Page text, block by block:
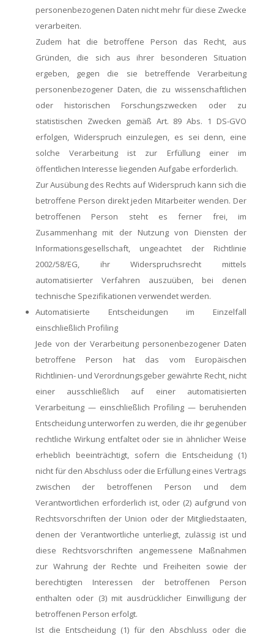
personenbezogenen Daten nicht mehr für diese Zwecke
verarbeiten.
Zudem hat die betroffene Person das Recht, aus
Gründen, die sich aus ihrer besonderen Situation
ergeben, gegen die sie betreffende Verarbeitung
personenbezogener Daten, die zu wissenschaftlichen
oder historischen Forschungszwecken oder zu
statistischen Zwecken gemäß Art. 89 Abs. 1 DS-GVO
erfolgen, Widerspruch einzulegen, es sei denn, eine
solche Verarbeitung ist zur Erfüllung einer im
öffentlichen Interesse liegenden Aufgabe erforderlich.
Zur Ausübung des Rechts auf Widerspruch kann sich die
betroffene Person direkt jeden Mitarbeiter wenden. Der
betroffenen Person steht es ferner frei, im
Zusammenhang mit der Nutzung von Diensten der
Informationsgesellschaft, ungeachtet der Richtlinie
2002/58/EG, ihr Widerspruchsrecht mittels
automatisierter Verfahren auszuüben, bei denen
technische Spezifikationen verwendet werden.
Automatisierte Entscheidungen im Einzelfall
einschließlich Profiling
Jede von der Verarbeitung personenbezogener Daten
betroffene Person hat das vom Europäischen
Richtlinien- und Verordnungsgeber gewährte Recht, nicht
einer ausschließlich auf einer automatisierten
Verarbeitung — einschließlich Profiling — beruhenden
Entscheidung unterworfen zu werden, die ihr gegenüber
rechtliche Wirkung entfaltet oder sie in ähnlicher Weise
erheblich beeinträchtigt, sofern die Entscheidung (1)
nicht für den Abschluss oder die Erfüllung eines Vertrags
zwischen der betroffenen Person und dem
Verantwortlichen erforderlich ist, oder (2) aufgrund von
Rechtsvorschriften der Union oder der Mitgliedstaaten,
denen der Verantwortliche unterliegt, zulässig ist und
diese Rechtsvorschriften angemessene Maßnahmen
zur Wahrung der Rechte und Freiheiten sowie der
berechtigten Interessen der betroffenen Person
enthalten oder (3) mit ausdrücklicher Einwilligung der
betroffenen Person erfolgt.
Ist die Entscheidung (1) für den Abschluss oder die